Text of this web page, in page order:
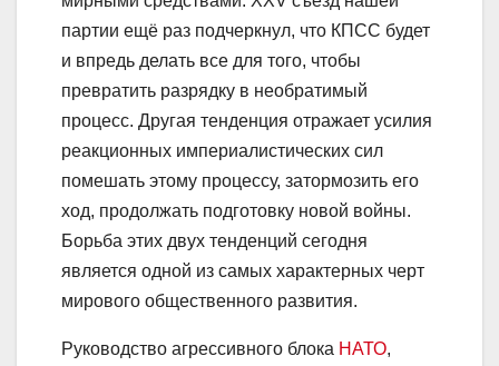
партии ещё раз подчеркнул, что КПСС будет
и впредь делать все для того, чтобы
превратить разрядку в необратимый
процесс. Другая тенденция отражает усилия
реакционных империалистических сил
помешать этому процессу, затормозить его
ход, продолжать подготовку новой войны.
Борьба этих двух тенденций сегодня
является одной из самых характерных черт
мирового общественного развития.
Руководство агрессивного блока НАТО,